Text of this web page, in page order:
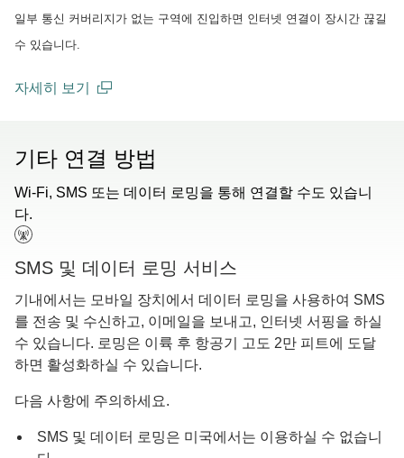
일부 통신 커버리지가 없는 구역에 진입하면 인터넷 연결이 장시간 끊길
수 있습니다.
자세히 보기
기타 연결 방법
Wi-Fi, SMS 또는 데이터 로밍을 통해 연결할 수도 있습니
다.
SMS 및 데이터 로밍 서비스
기내에서는 모바일 장치에서 데이터 로밍을 사용하여 SMS
를 전송 및 수신하고, 이메일을 보내고, 인터넷 서핑을 하실
수 있습니다. 로밍은 이륙 후 항공기 고도 2만 피트에 도달
하면 활성화하실 수 있습니다.
다음 사항에 주의하세요.
SMS 및 데이터 로밍은 미국에서는 이용하실 수 없습니